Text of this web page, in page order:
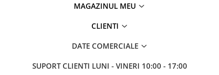
MAGAZINUL MEU
CLIENTI
DATE COMERCIALE
SUPORT CLIENTI LUNI - VINERI 10:00 - 17:00